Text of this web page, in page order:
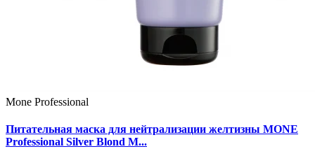
Mone Professional
Питательная маска для нейтрализации желтизны MONE
Professional Silver Blond M...